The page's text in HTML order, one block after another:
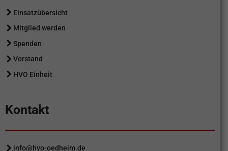
Einsatzübersicht
Mitglied werden
Spenden
Vorstand
HVO Einheit
Kontakt
info@hvo-oedheim.de